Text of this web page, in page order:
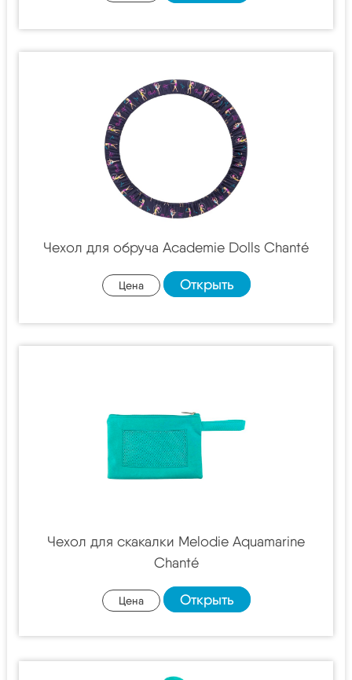
Чехол для обруча Academie Dolls Chanté
Цена Открыть
Чехол для скакалки Melodie Aquamarine
Chanté
Цена Открыть